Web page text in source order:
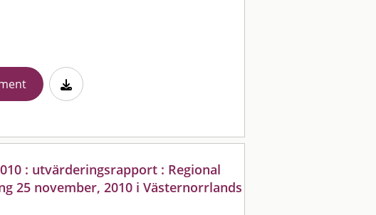
: utvärderingsrapport : Regional
25 november, 2010 i Västernorrlands